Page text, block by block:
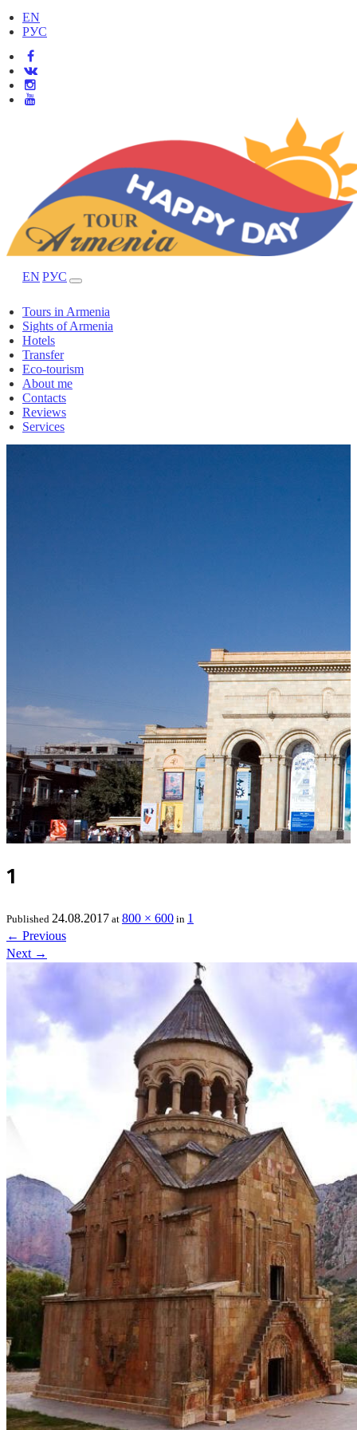
EN
РУС
EN РУС
Tours in Armenia
Sights of Armenia
Hotels
Transfer
Eco-tourism
About me
Contacts
Reviews
Services
1
Published 24.08.2017 at 800 × 600 in 1
← Previous
Next →